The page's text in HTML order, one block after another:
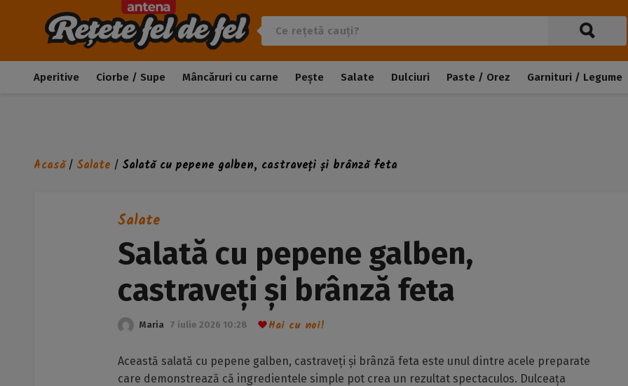
Aperitive Ciorbe / Supe Mâncăruri cu carne Pește Salate Dulciuri Paste / Orez Garnituri / Legume
Acasă/ Salate / Salată cu pepene galben, castraveți și brânză feta
Salate
Salată cu pepene galben,
castraveți și brânză feta
Maria 7 iulie 2026 10:28 Hai cu noi!
Această salată cu pepene galben, castraveți și brânză feta este unul dintre acele preparate
care demonstrează că ingredientele simple pot crea un rezultat spectaculos. Dulceața